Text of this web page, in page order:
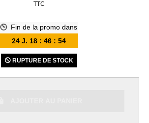
TTC
Fin de la promo dans
24 J. 18 : 46 : 53
RUPTURE DE STOCK